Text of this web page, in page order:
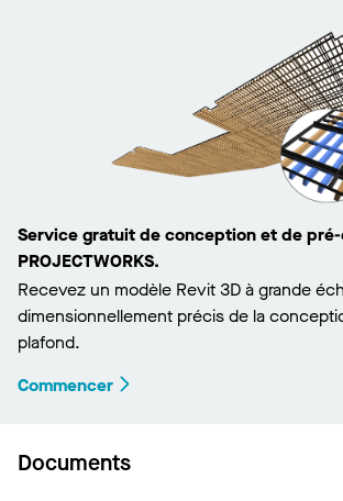
Service gratuit de conception et de
PROJECTWORKS.
Recevez un modèle Revit 3D à grande
dimensionnellement précis de la
plafond.
Commencer
Documents